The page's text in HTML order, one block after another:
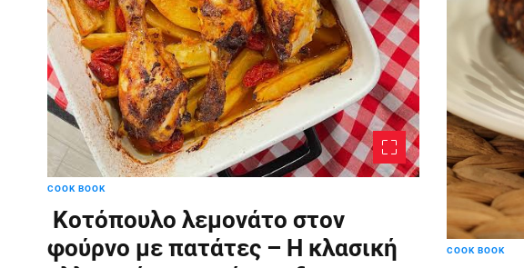
COOK BOOK
Κοτόπουλο λεμονάτο στον
φούρνο με πατάτες – Η κλασική
COOK BOOK